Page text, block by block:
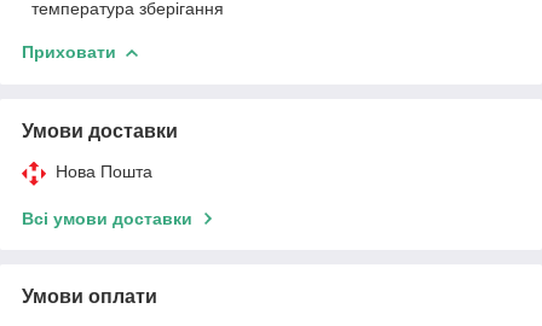
температура зберігання
Приховати
Умови доставки
Нова Пошта
Всі умови доставки
Умови оплати